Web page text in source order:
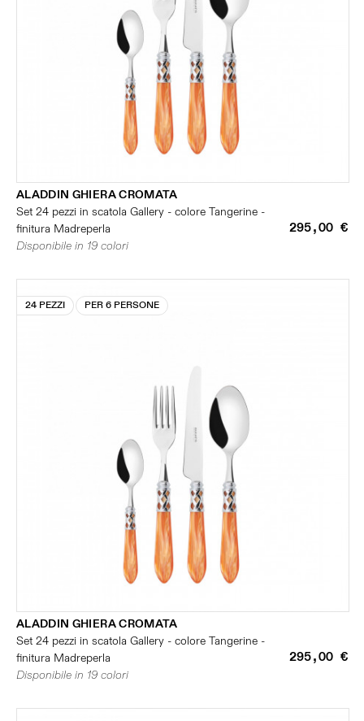
ALADDIN GHIERA CROMATA
Set 24 pezzi in scatola Gallery - colore Tangerine -
finitura Madreperla
295,00 €
Disponibile in 19 colori
24 PEZZI PER 6 PERSONE
ALADDIN GHIERA CROMATA
Set 24 pezzi in scatola Gallery - colore Tangerine -
finitura Madreperla
295,00 €
Disponibile in 19 colori